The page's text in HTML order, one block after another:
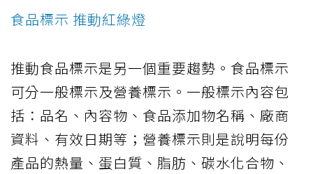
食品標示 推動紅綠燈
推動食品標示是另一個重要趨勢。食品標示
可分一般標示及營養標示。一般標示內容包
括：品名、內容物、食品添加物名稱、廠商
資料、有效日期等；營養標示則是說明每份
產品的熱量、蛋白質、脂肪、碳水化合物、